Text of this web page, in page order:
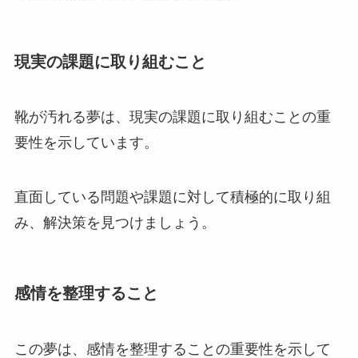
現実の課題に取り組むこと
靴が汚れる夢は、現実の課題に取り組むことの重
要性を示しています。
直面している問題や課題に対して積極的に取り組
み、解決策を見つけましょう。
感情を整理すること
この夢は、感情を整理することの重要性を示して